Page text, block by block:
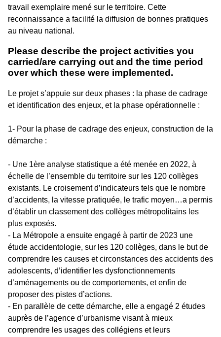
travail exemplaire mené sur le territoire. Cette
reconnaissance a facilité la diffusion de bonnes pratiques
au niveau national.
Please describe the project activities you
carried/are carrying out and the time period
over which these were implemented.
Le projet s’appuie sur deux phases : la phase de cadrage
et identification des enjeux, et la phase opérationnelle :
1- Pour la phase de cadrage des enjeux, construction de la
démarche :
- Une 1ère analyse statistique a été menée en 2022, à
échelle de l’ensemble du territoire sur les 120 collèges
existants. Le croisement d’indicateurs tels que le nombre
d’accidents, la vitesse pratiquée, le trafic moyen…a permis
d’établir un classement des collèges métropolitains les
plus exposés.
- La Métropole a ensuite engagé à partir de 2023 une
étude accidentologie, sur les 120 collèges, dans le but de
comprendre les causes et circonstances des accidents des
adolescents, d’identifier les dysfonctionnements
d’aménagements ou de comportements, et enfin de
proposer des pistes d’actions.
- En parallèle de cette démarche, elle a engagé 2 études
auprès de l’agence d’urbanisme visant à mieux
comprendre les usages des collégiens et leurs